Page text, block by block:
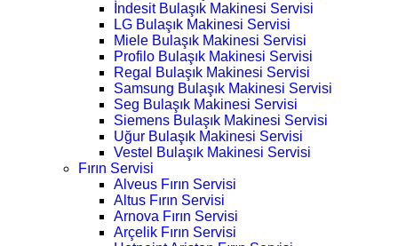
İndesit Bulaşık Makinesi Servisi
LG Bulaşık Makinesi Servisi
Miele Bulaşık Makinesi Servisi
Profilo Bulaşık Makinesi Servisi
Regal Bulaşık Makinesi Servisi
Samsung Bulaşık Makinesi Servisi
Seg Bulaşık Makinesi Servisi
Siemens Bulaşık Makinesi Servisi
Uğur Bulaşık Makinesi Servisi
Vestel Bulaşık Makinesi Servisi
Fırın Servisi
Alveus Fırın Servisi
Altus Fırın Servisi
Arnova Fırın Servisi
Arçelik Fırın Servisi